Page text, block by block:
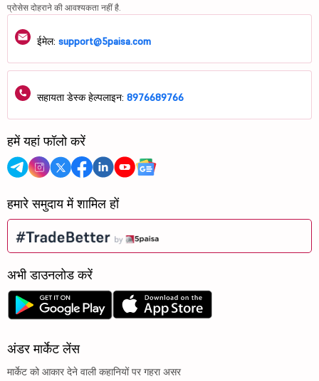
प्रोसेस दोहराने की आवश्यकता नहीं है.
ईमेल: support@5paisa.com
सहायता डेस्क हेल्पलाइन: 8976689766
हमें यहां फॉलो करें
हमारे समुदाय में शामिल हों
अभी डाउनलोड करें
अंडर मार्केट लेंस
मार्केट को आकार देने वाली कहानियों पर गहरा असर